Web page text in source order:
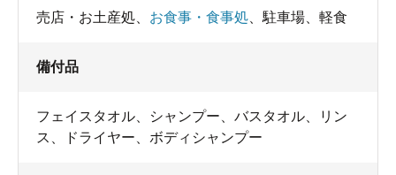
売店・お土産処 お食事・食事処 駐車場 軽食
備付品
フェイスタオル シャンプー バスタオル
リン
ス
ドライヤー ボディシャンプー